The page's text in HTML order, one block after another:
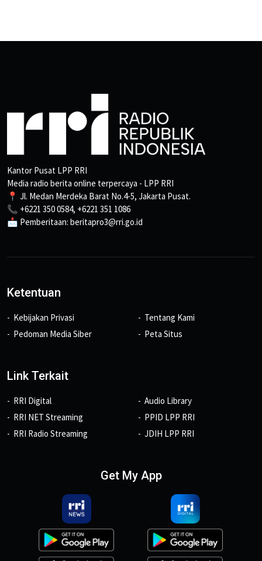
Kantor Pusat LPP RRI
Media radio berita online terpercaya - LPP RRI
📍 Jl. Medan Merdeka Barat No.4-5, Jakarta Pusat.
📞 +6221 350 0584, +6221 351 1086
📩 Pemberitaan: beritapro3@rri.go.id
Ketentuan
Kebijakan Privasi
Pedoman Media Siber
Tentang Kami
Peta Situs
Link Terkait
RRI Digital
RRI NET Streaming
RRI Radio Streaming
Audio Library
PPID LPP RRI
JDIH LPP RRI
Get My App